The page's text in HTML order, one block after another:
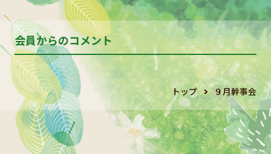
会員からのコメント
トップ ９月幹事会